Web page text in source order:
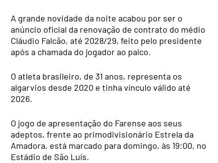
A grande novidade da noite acabou por ser o
anúncio oficial da renovação de contrato do médio
Cláudio Falcão, até 2028/29, feito pelo presidente
após a chamada do jogador ao palco.
O atleta brasileiro, de 31 anos, representa os
algarvios desde 2020 e tinha vínculo válido até
2026.
O jogo de apresentação do Farense aos seus
adeptos, frente ao primodivisionário Estrela da
Amadora, está marcado para domingo, às 19:00, no
Estádio de São Luís.